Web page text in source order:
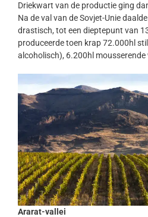
Driekwart van de productie ging
Na de val van de Sovjet-Unie
drastisch, tot een dieptepunt van
produceerde toen krap 72.000hl
alcoholisch), 6.200hl
Ararat-vallei